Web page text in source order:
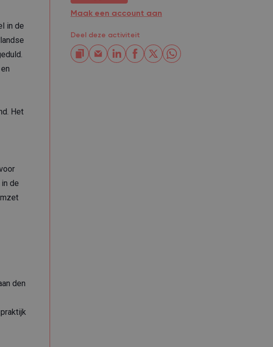
in de
Het
de
den
Maak een account aan
Deel deze activiteit